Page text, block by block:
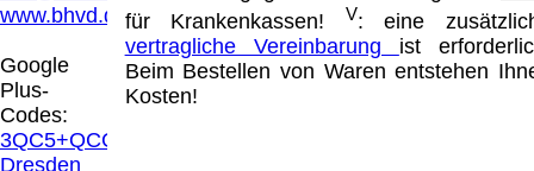
www.bhvd.de
Google
Plus-
Codes:
3QC5+QCG
Dresden
für Krankenkassen!
V: eine
vertragliche Vereinbarung ist
Beim Bestellen von Waren entstehen
Kosten!
Dieses kann nur dadurch verhindert werden,
dass man sich ausdrücklich von diesen
Inhalten distanziert. Hiermit distanzieren wir
uns ausdrücklich von allen Inhalten, aller
gelinkten Seiten auf unserer Homepage und
machen uns diese Inhalte nicht zu eigen.
Diese Erklärung gilt für alle auf unserer